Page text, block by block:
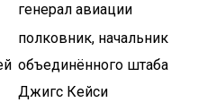
генерал авиации
полковник, начальник
объединённого штаба
Джигс Кейси